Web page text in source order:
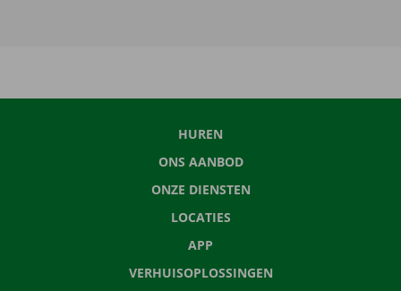
HUREN
ONS AANBOD
ONZE DIENSTEN
LOCATIES
APP
VERHUISOPLOSSINGEN